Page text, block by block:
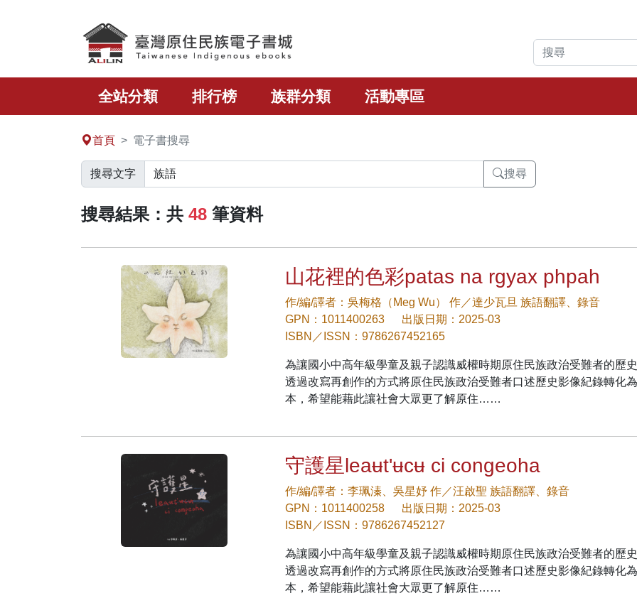
全站分類 排行榜 族群分類 活動專區
首頁
電子書搜尋
搜尋文字 搜尋
搜尋結果：共 48 筆資料
山花裡的色彩patas na rgyax phpah
作/編/譯者：吳梅格（Meg Wu） 作／達少瓦旦 族語翻譯、錄音
GPN：1011400263
出版日期：2025-03
ISBN／ISSN：9786267452165
為讓國小中高年級學童及親子認識威權時期原住民族政治受難者的歷史
透過改寫再創作的方式將原住民族政治受難者口述歷史影像紀錄轉化
本，希望能藉此讓社會大眾更了解原住……
守護星leaʉt'ʉcʉ ci congeoha
作/編/譯者：李珮溱、吳星妤 作／汪啟聖 族語翻譯、錄音
GPN：1011400258
出版日期：2025-03
ISBN／ISSN：9786267452127
為讓國小中高年級學童及親子認識威權時期原住民族政治受難者的歷史
透過改寫再創作的方式將原住民族政治受難者口述歷史影像紀錄轉化
本，希望能藉此讓社會大眾更了解原住……